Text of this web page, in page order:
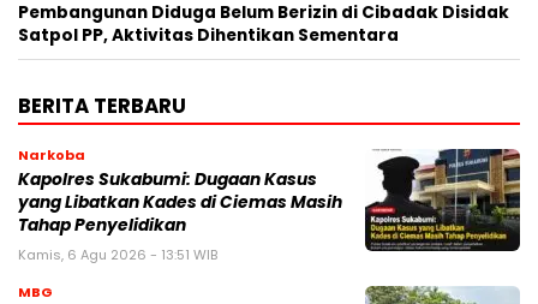
‎Pembangunan Diduga Belum Berizin di Cibadak Disidak
Satpol PP, Aktivitas Dihentikan Sementara‎
BERITA TERBARU
Narkoba
Kapolres Sukabumi: Dugaan Kasus
yang Libatkan Kades di Ciemas Masih
Tahap Penyelidikan
Kamis, 6 Agu 2026 - 13:51 WIB
MBG